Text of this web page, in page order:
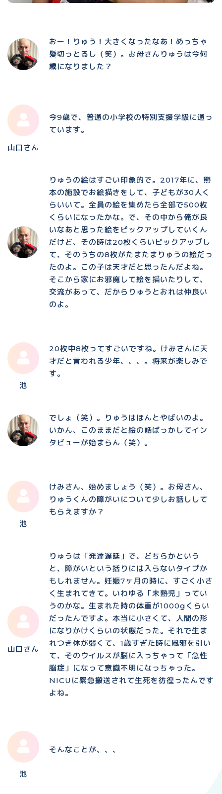
おー！りゅう！大きくなったなあ！めっちゃ
髪切っとるし（笑）。お母さんりゅうは今何
歳になりました？
山口さん
今9歳で、普通の小学校の特別支援学級に通っ
ています。
りゅうの絵はすごい印象的で。2017年に、熊
本の施設でお絵描きをして、子どもが30人く
らいいて。全員の絵を集めたら全部で500枚
くらいになったかな。で、その中から俺が良
いなあと思った絵をピックアップしていくん
だけど、その時は20枚くらいピックアップし
て、そのうちの8枚がたまたまりゅうの絵だっ
たのよ。この子は天才だと思ったんだよね。
そこから家にお邪魔して絵を描いたりして、
交流があって、だからりゅうとおれは仲良い
のよ。
池
20枚中8枚ってすごいですね。けみさんに天
才だと言われる少年、、、。将来が楽しみで
す。
でしょ（笑）。りゅうはほんとやばいのよ。
いかん、このままだと絵の話ばっかしてイン
タビューが始まらん（笑）。
池
けみさん、始めましょう（笑）。お母さん、
りゅうくんの障がいについて少しお話しして
もらえますか？
山口さん
りゅうは「発達遅延」で、どちらかという
と、障がいという括りには入らないタイプか
もしれません。妊娠7ヶ月の時に、すごく小さ
く生まれてきて。いわゆる「未熟児」ってい
うのかな。生まれた時の体重が1000gくらい
だったんですよ。本当に小さくて、人間の形
になりかけくらいの状態だった。それで生ま
れつき体が弱くて、1歳すぎた時に風邪を引い
て、そのウイルスが脳に入っちゃって「急性
脳症」になって意識不明になっちゃった。
NICUに緊急搬送されて生死を彷徨ったんです
よね。
池
そんなことが、、、